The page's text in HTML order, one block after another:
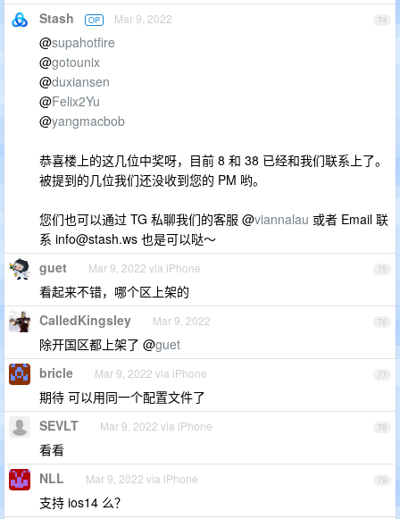
74
Stash OP Mar 9, 2022
@supahotfire
@gotounix
@duxiansen
@Felix2Yu
@yangmacbob
恭喜楼上的这几位中奖呀，目前 8 和 38 已经和我们联系上了。
被提到的几位我们还没收到您的 PM 哟。
您们也可以通过 TG 私聊我们的客服 @viannalau 或者 Email 联
系 info@stash.ws 也是可以哒～
75
guet Mar 9, 2022 via iPhone
看起来不错，哪个区上架的
76
CalledKingsley Mar 9, 2022
除开国区都上架了 @guet
77
bricle Mar 9, 2022 via iPhone
期待 可以用同一个配置文件了
78
SEVLT Mar 9, 2022 via iPhone
看看
79
NLL Mar 9, 2022 via iPhone
支持 ios14 么？